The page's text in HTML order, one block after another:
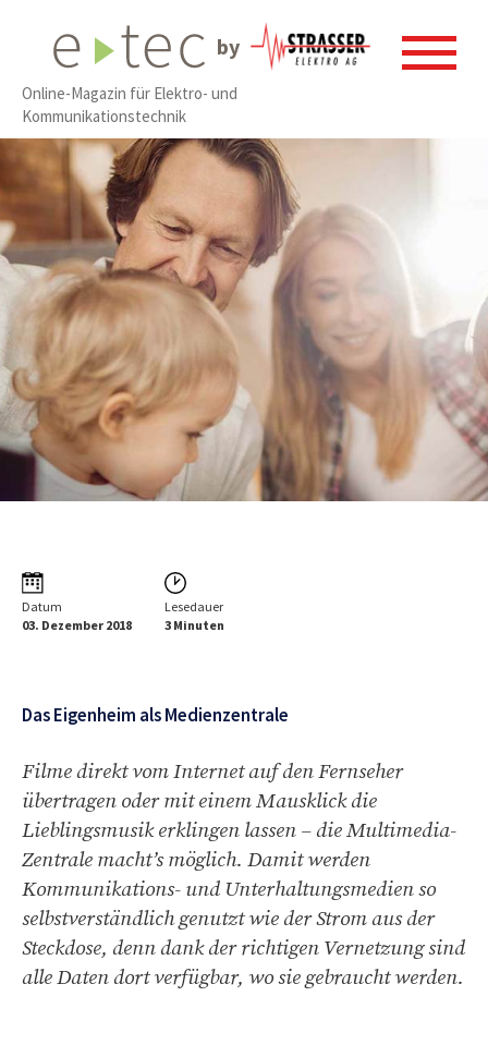
by
Online-Magazin für Elektro- und
Kommunikationstechnik
Datum
03. Dezember 2018
Lesedauer
3 Minuten
Das Eigenheim als Medienzentrale
Filme direkt vom Internet auf den Fernseher
übertragen oder mit einem Mausklick die
Lieblingsmusik erklingen lassen – die Multimedia-
Zentrale macht’s möglich. Damit werden
Kommunikations- und Unterhaltungsmedien so
selbstverständlich genutzt wie der Strom aus der
Steckdose, denn dank der richtigen Vernetzung sind
alle Daten dort verfügbar, wo sie gebraucht werden.